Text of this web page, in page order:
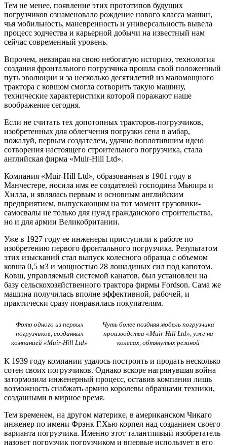
Тем не менее, появление этих прототипов будущих
погрузчиков ознаменовало рождение нового класса машин,
чья мобильность, маневренность и универсальность вывела
процесс зодчества и карьерной добычи на известный нам
сейчас современный уровень.
Впрочем, невзирая на свою небогатую историю, технология
создания фронтального погрузчика прошла свой положенный
путь эволюции и за несколько десятилетий из маломощного
трактора с ковшом смогла сотворить такую машину,
технические характеристики которой поражают наше
воображение сегодня.
Если не считать тех допотопных тракторов-погрузчиков,
изобретенных для облегчения погрузки сена в амбар,
пожалуй, первым создателем, удачно воплотившим идею
сотворения настоящего строительного погрузчика, стала
английская фирма «Muir-Hill Ltd».
Компания «Muir-Hill Ltd», образованная в 1901 году в
Манчестере, носила имя ее создателей господина Мьюира и
Хилла, и являлась первым и основным английским
предприятием, выпускающим на тот момент грузовики-
самосвалы не только для нужд гражданского строительства,
но и для армии Великобритании.
Уже в 1927 году ее инженеры приступили к работе по
изобретению первого фронтального погрузчика. Результатом
этих изысканий стал выпуск колесного образца с объемом
ковша 0,5 м3 и мощностью 28 лошадиных сил под капотом.
Ковш, управляемый системой канатов, был установлен на
базу сельскохозяйственного трактора фирмы Fordson. Сама же
машина получилась вполне эффективной, рабочей, и
практически сразу понравилась покупателям.
Фото одного из первых
погрузчиков, созданных
компанией «Muir-Hill Ltd»
Чуть более поздняя модель погрузчика
производства «Muir-Hill Ltd», уже на
колесах, обтянутых резиной
К 1939 году компании удалось построить и продать несколько
сотен своих погрузчиков. Однако вскоре нагрянувшая война
затормозила инженерный процесс, оставив компании лишь
возможность снабжать армию королевы образцами техники,
созданными в мирное время.
Тем временем, на другом материке, в американском Чикаго
инженер по имени Фрэнк Г.Хью корпел над созданием своего
варианта погрузчика. Именно этот талантливый изобретатель
назовет погрузчик погрузчиком и впервые использует в его